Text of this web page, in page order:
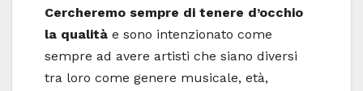
Cercheremo sempre di tenere d’occhio
la qualità e sono intenzionato come
sempre ad avere artisti che siano diversi
tra loro come genere musicale, età,